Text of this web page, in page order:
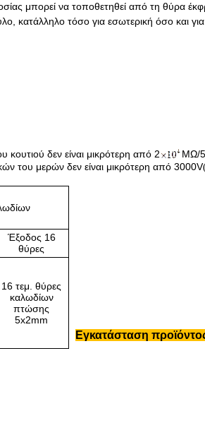
μπορεί να τοποθετηθεί από τη θύρα
κατάλληλο τόσο για εσωτερική όσο και
δεν είναι μικρότερη από 2 MΩ/
του μερών δεν είναι μικρότερη από 3000V
Έξοδος 16
θύρες
16 τεμ. θύρες
καλωδίων
πτώσης
5x2mm
Εγκατάσταση